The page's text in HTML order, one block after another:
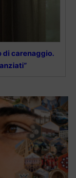
di carenaggio.